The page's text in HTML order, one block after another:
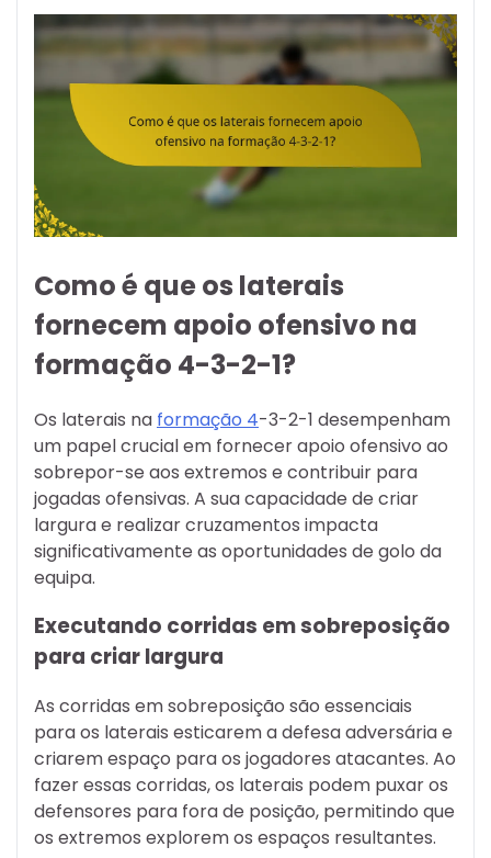
Como é que os laterais
fornecem apoio ofensivo na
formação 4-3-2-1?
Os laterais na formação 4-3-2-1 desempenham
um papel crucial em fornecer apoio ofensivo ao
sobrepor-se aos extremos e contribuir para
jogadas ofensivas. A sua capacidade de criar
largura e realizar cruzamentos impacta
significativamente as oportunidades de golo da
equipa.
Executando corridas em sobreposição
para criar largura
As corridas em sobreposição são essenciais
para os laterais esticarem a defesa adversária e
criarem espaço para os jogadores atacantes. Ao
fazer essas corridas, os laterais podem puxar os
defensores para fora de posição, permitindo que
os extremos explorem os espaços resultantes.